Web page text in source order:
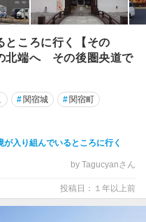
ところに行く【その
北端へ その後圏央道で
#関宿城 #関宿町
入り組んでいるところに行く
by Tagucyanさん
投稿日：１年以上前